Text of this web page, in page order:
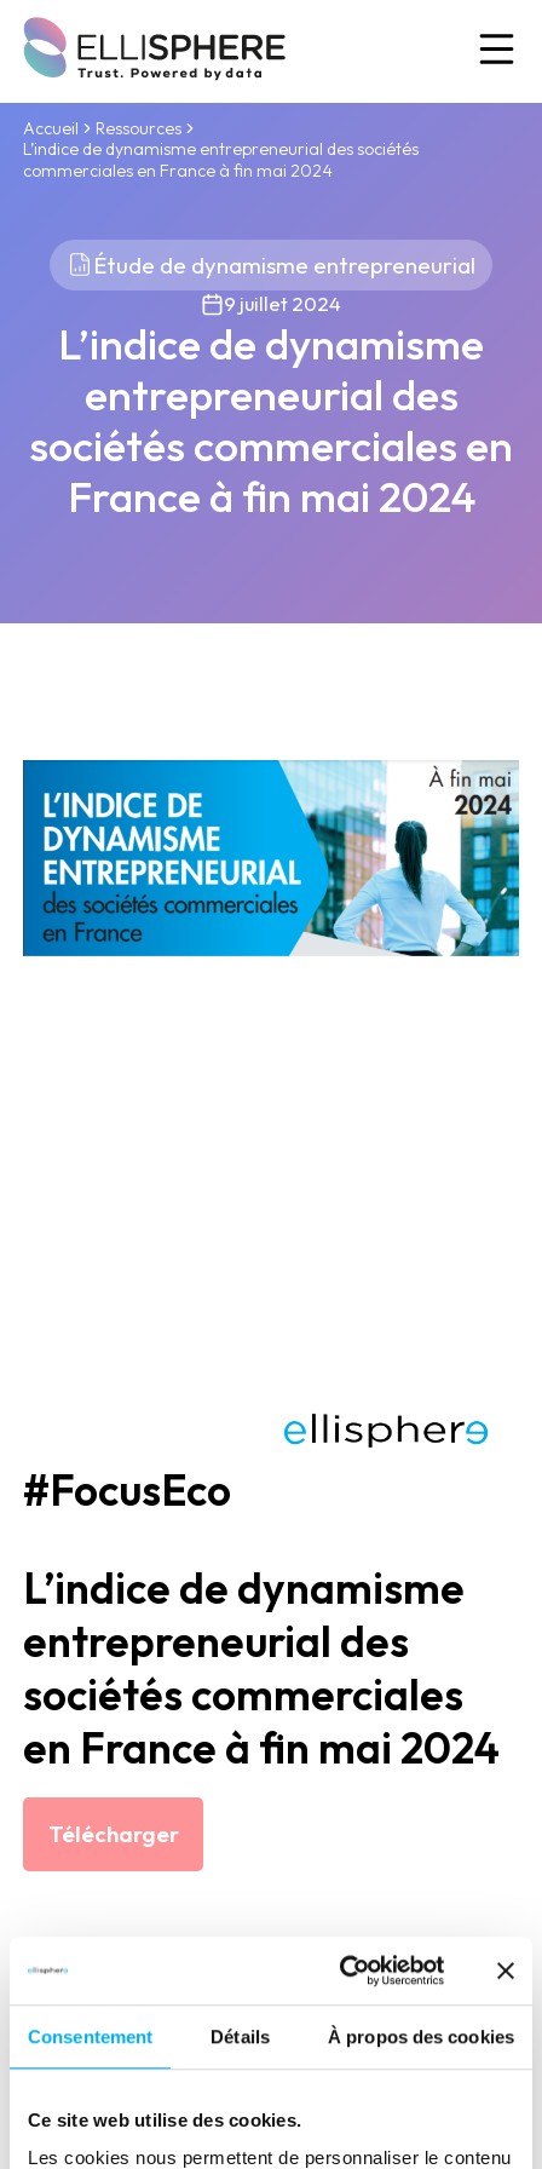
Consentement Détails À propos des cookies
Ce site web utilise des cookies.
Les cookies nous permettent de personnaliser le contenu
Accueil
Ressources
L’indice de dynamisme entrepreneurial des sociétés
commerciales en France à fin mai 2024
Étude de dynamisme entrepreneurial
9 juillet 2024
L’indice de dynamisme
entrepreneurial des
sociétés commerciales en
France à fin mai 2024
#FocusEco
L’indice de dynamisme
entrepreneurial des
sociétés commerciales
en France à fin mai 2024
Télécharger
PUBLICATIONS
Découvrez les dernières études
économiques et les livres
blancs réalisés par les experts